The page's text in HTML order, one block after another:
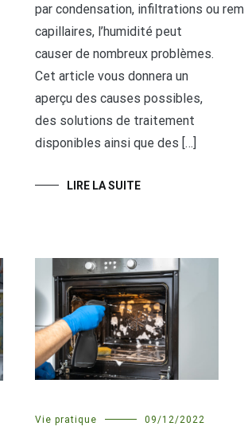
par condensation, infiltrations ou
capillaires, l’humidité peut
causer de nombreux problèmes.
Cet article vous donnera un
aperçu des causes possibles,
des solutions de traitement
disponibles ainsi que des […]
LIRE LA SUITE
Vie pratique 09/12/2022